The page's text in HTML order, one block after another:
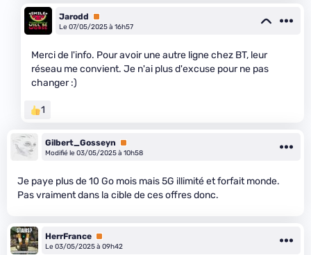
Jarodd
Premium
Le 07/05/2025 à 16h57
Merci de l'info. Pour avoir une autre ligne chez BT, leur
réseau me convient. Je n'ai plus d'excuse pour ne pas
changer :)
1
Gilbert_Gosseyn
Premium
Modifié le 03/05/2025 à 10h58
Je paye plus de 10 Go mois mais 5G illimité et forfait monde.
Pas vraiment dans la cible de ces offres donc.
HerrFrance Premium
Le 03/05/2025 à 09h42